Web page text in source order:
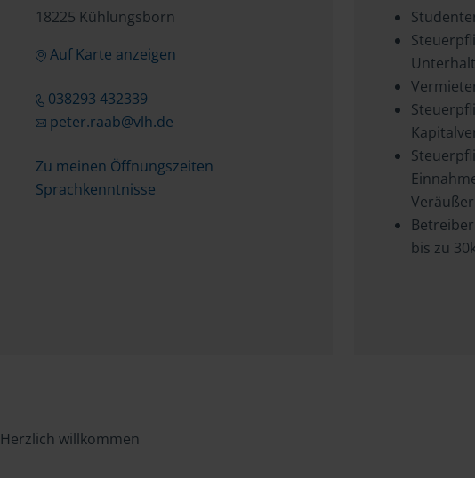
18225 Kühlungsborn
Auf Karte anzeigen
038293 432339
peter.raab@vlh.de
Zu meinen Öffnungszeiten
Sprachkenntnisse
bis zu
Herzlich willkommen